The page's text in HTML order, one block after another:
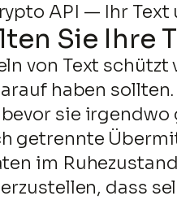
API — Ihr
Sie Ihre
von Text
haben
sie
getrennte
im
dass